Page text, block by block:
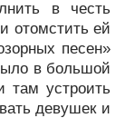
в честь
отомстить ей
песен»
в большой
там устроить
девушек и